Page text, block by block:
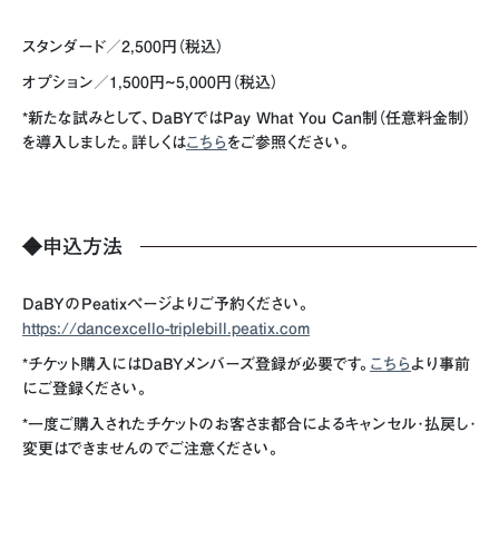
スタンダード／2,500円（税込）
オプション／1,500円~5,000円（税込）
*新たな試みとして、DaBYではPay What You Can制（任意料金制）
を導入しました。詳しくはこちらをご参照ください。
◆申込方法
DaBYのPeatixページよりご予約ください。
https://dancexcello-triplebill.peatix.com
*チケット購入にはDaBYメンバーズ登録が必要です。 こちらより事前
にご登録ください。
*一度ご購入されたチケットのお客さま都合によるキャンセル･払戻し･
変更はできませんのでご注意ください。